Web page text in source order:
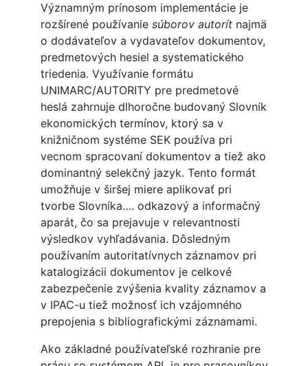
Významným prínosom implementácie je
rozšírené používanie súborov autorítnajmä
o dodávateľov a vydavateľov dokumentov,
predmetových hesiel a systematického
triedenia. Využívanie formátu
UNIMARC/AUTORITY pre predmetové
heslá zahrnuje dlhoročne budovaný Slovník
ekonomických termínov, ktorý sa v
knižničnom systéme SEK používa pri
vecnom spracovaní dokumentov a tiež ako
dominantný selekčný jazyk. Tento formát
umožňuje v širšej miere aplikovať pri
tvorbe Slovníka…. odkazový a informačný
aparát, čo sa prejavuje v relevantnosti
výsledkov vyhľadávania. Dôsledným
používaním autoritatívnych záznamov pri
katalogizácii dokumentov je celkové
zabezpečenie zvýšenia kvality záznamov a
v IPAC-u tiež možnosť ich vzájomného
prepojenia s bibliografickými záznamami.
Ako základné používateľské rozhranie pre